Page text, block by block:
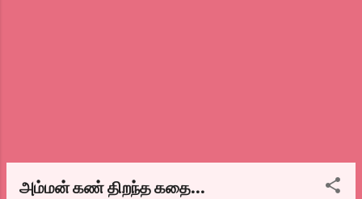
அம்மன் கண் திறந்த கதை...